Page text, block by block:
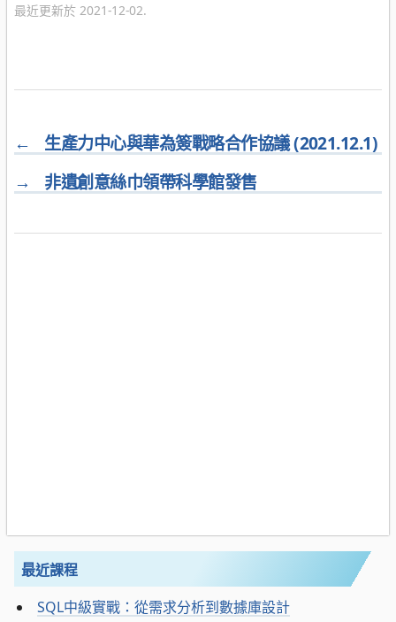
最近更新於 2021-12-02.
←
生產力中心與華為簽戰略合作協議 (2021.12.1)
→
非遺創意絲巾領帶科學館發售
最近課程
SQL中級實戰：從需求分析到數據庫設計